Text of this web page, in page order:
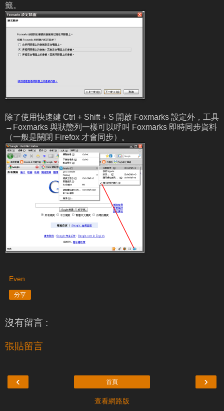
籤。
除了使用快速鍵 Ctrl + Shift + S 開啟 Foxmarks 設定外，工具
→Foxmarks 與狀態列一樣可以呼叫 Foxmarks 即時同步資料
（一般是關閉 Firefox 才會同步）。
Even
分享
沒有留言 :
張貼留言
‹ ›
首頁
查看網路版